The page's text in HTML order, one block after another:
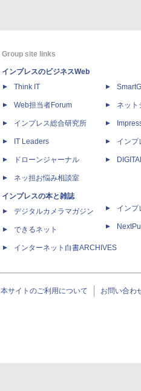
Group site links
インプレスのビジネスWeb
Think IT
Web担当者Forum
インプレス総合研究所
IT Leaders
ドローンジャーナル
ネッ担お悩み相談室
インプレスの本と雑誌
デジタルカメラマガジン
できるネット
インターネット白書ARCHIVES
ネット
インプ
インプ
本サイトのご利用について お問い合わ